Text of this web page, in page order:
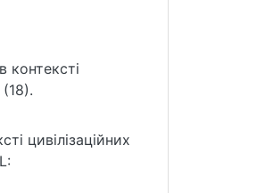
контексті
(18).
цивілізаційних